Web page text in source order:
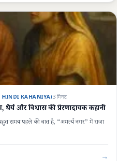
HINDI KAHANIYA)3 मिनट
धैर्य और विश्वास की प्रेरणादायक कहानी
समय पहले की बात है, “अमर्त्य नगर” में राजा
→